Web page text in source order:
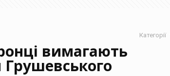
Категорії
вимагають
Грушевського